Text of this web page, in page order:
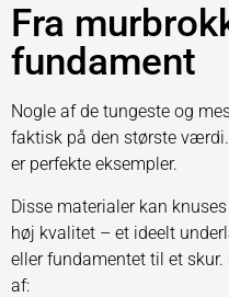
Fra
fundament
Nogle af de tungeste og
faktisk på den største
er perfekte eksempler.
Disse materialer kan
høj kvalitet – et ideelt
eller fundamentet til et
af: